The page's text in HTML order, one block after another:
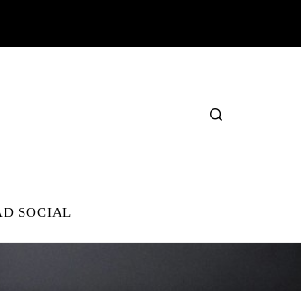
SOCIAL